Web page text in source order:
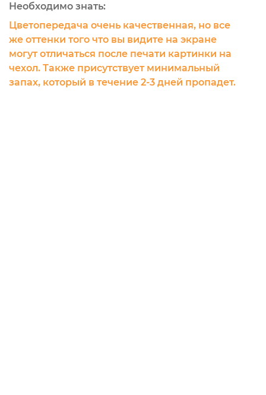
Необходимо знать:
Цветопередача очень качественная, но все
же оттенки того что вы видите на экране
могут отличаться после печати картинки на
чехол. Также присутствует минимальный
запах, который в течение 2-3 дней пропадет.